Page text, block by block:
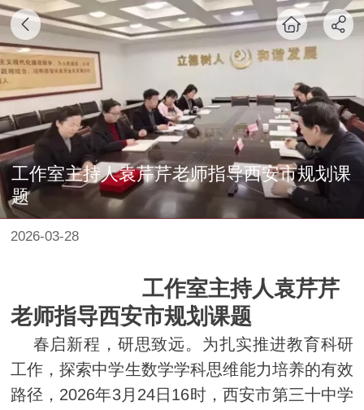
工作室主持人袁芹芹老师指导西安市规划课
题
2026-03-28
工作室主持人袁芹芹
老师指导西安市规划课题
春启新程，研思致远。为扎实推进教育科研
工作，探索中学生数学学科思维能力培养的有效
路径， 2026年3月 24日 16时，西安市第三十中学